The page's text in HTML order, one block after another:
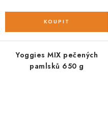
Yoggies MIX pečených
pamlsků 650 g